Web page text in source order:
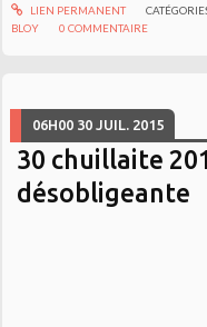
LIEN PERMANENT
BLOY
0 COMMENTAIRE
06H00 30 JUIL. 2015
30 chuillaite
désobligeante